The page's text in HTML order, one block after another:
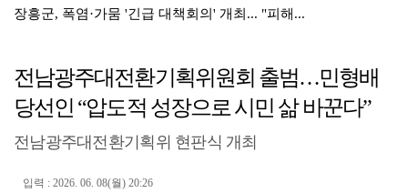
장흥군, 폭염·가뭄 '긴급 대책회의' 개최... "피해...
전남광주특별시, 해남 '400MW 태양광' 착공…SK하...
전남광주특별시 '폭염 비상', 온열질환 고위험군 특별 ...
전남광주대전환기획위원회 출범…민형배
당선인 “압도적 성장으로 시민 삶 바꾼다”
전남광주대전환기획위 현판식 개최
입력 : 2026. 06. 08(월) 20:26